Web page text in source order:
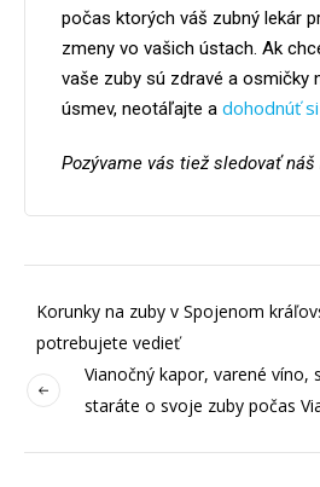
počas ktorých váš zubný lekár
zmeny vo vašich ústach. Ak
vaše zuby sú zdravé a osmičky
úsmev, neotáľajte a dohodnúť
Pozývame vás tiež sledovať náš
Korunky na zuby v Spojenom
potrebujete vedieť
Vianočný kapor, varené víno,
staráte o svoje zuby počas